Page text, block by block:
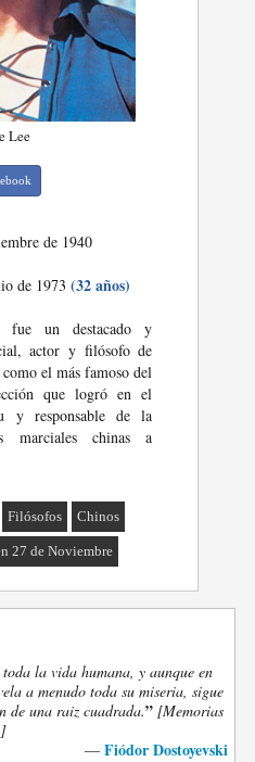
Lee
de 1940
de 1973(32 años)
fue un destacado y
actor y filósofo de
el más famoso del
que logró en el
y responsable de la
marciales chinas a
Filósofos Chinos
27 de Noviembre
la vida humana, y aunque en
a menudo toda su miseria, sigue
de una raiz cuadrada.” [Memorias
— Fiódor Dostoyevski